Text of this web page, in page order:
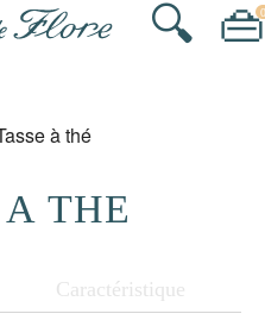
👜0
🔍
THÉ
Caractéristique